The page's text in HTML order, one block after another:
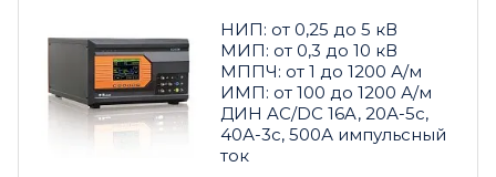
НИП: от 0,25 до 5 кВ
МИП: от 0,3 до 10 кВ
МППЧ: от 1 до 1200 А/м
ИМП: от 100 до 1200 А/м
ДИН AC/DC 16A, 20А-5с,
40А-3с, 500А импульсный
ток